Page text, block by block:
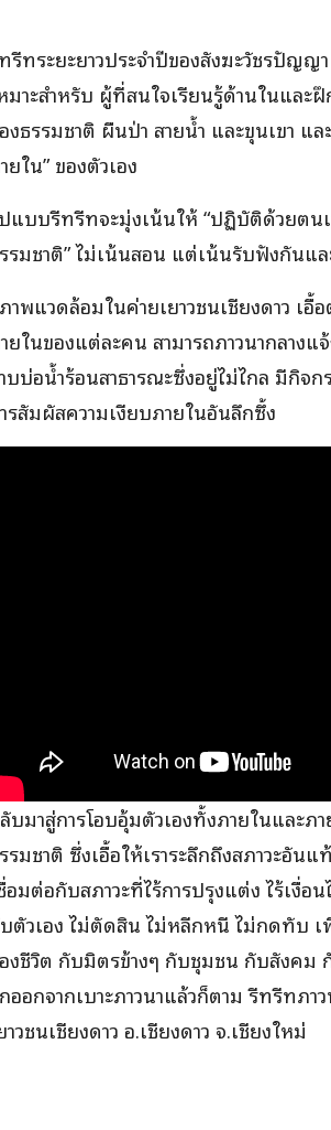
รีทระยะยาวประจำปีของสังฆะวัชรปัญญา
มาะสำหรับ ผู้ที่สนใจเรียนรู้ด้านในและ
งธรรมชาติ ผืนป่า สายน้ำ และขุนเขา แ
ยใน” ของตัวเอง
แบบรีทรีทจะมุ่งเน้นให้ “ปฏิบัติด้วยตนเ
รมชาติ” ไม่เน้นสอน แต่เน้นรับฟังกันแ
าพแวดล้อมในค่ายเยาวชนเชียงดาว เอื้
ยในของแต่ละคน สามารถภาวนากลาง
บบ่อน้ำร้อนสาธารณะซึ่งอยู่ไม่ไกล มีกิจ
รสัมผัสความเงียบภายในอันลึกซึ้ง
บมาสู่การโอบอุ้มตัวเองทั้งภายในและภ
รมชาติ ซึ่งเอื้อให้เราระลึกถึงสภาวะอัน
อมต่อกับสภาวะที่ไร้การปรุงแต่ง ไร้เงื่
ตัวเอง ไม่ตัดสิน ไม่หลีกหนี ไม่กดทับ เ
งชีวิต กับมิตรข้างๆ กับชุมชน กับสังคม
ออกจากเบาะภาวนาแล้วก็ตาม รีทรีทภา
าวชนเชียงดาว อ.เชียงดาว จ.เชียงใหม่